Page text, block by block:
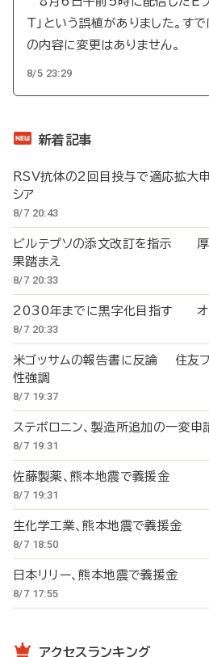
T」という誤植がありました。す
の内容に変更はありません。
8/5 23:29
新着記事
RSV抗体の2回目投与で適応拡
シア
8/7 20:43
ビルテプソの添文改訂を指示
果踏まえ
8/7 20:33
2030年までに黒字化目指す オン
8/7 20:33
米ゴッサムの報告書に反論 住友フ
性強調
8/7 19:37
ステボロニン、製造所追加の一変
8/7 19:31
佐藤製薬、熊本地震で義援金
8/7 19:31
生化学工業、熊本地震で義援金
8/7 18:50
日本リリー、熊本地震で義援金
8/7 17:55
アクセスランキング